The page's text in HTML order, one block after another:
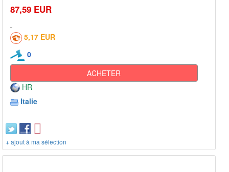
87,59 EUR
5,17 EUR
0
ACHETER
HR
Italie
+ ajout à ma sélection